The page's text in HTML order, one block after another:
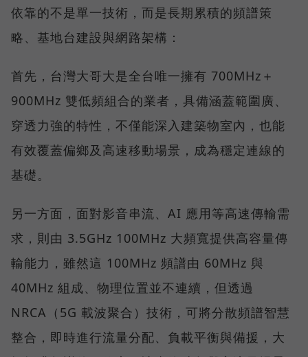
依靠的不是單一技術，而是長期累積的頻譜策
略、基地台建設與網路架構：
首先，台灣大哥大是全台唯一擁有 700MHz＋
900MHz 雙低頻組合的業者，具備涵蓋範圍廣、
穿透力強的特性，不僅能深入建築物室內，也能
有效覆蓋偏鄉及高速移動場景，成為穩定連線的
基礎。
另一方面，面對影音串流、AI 應用等高速傳輸需
求，則由 3.5GHz 100MHz 大頻寬提供高容量傳
輸能力，雖然這 100MHz 頻譜由 60MHz 與
40MHz 組成、物理位置並不連續，但透過
NRCA（5G 載波聚合）技術，可將分散頻譜智慧
整合，即時進行流量分配、負載平衡與備援，大